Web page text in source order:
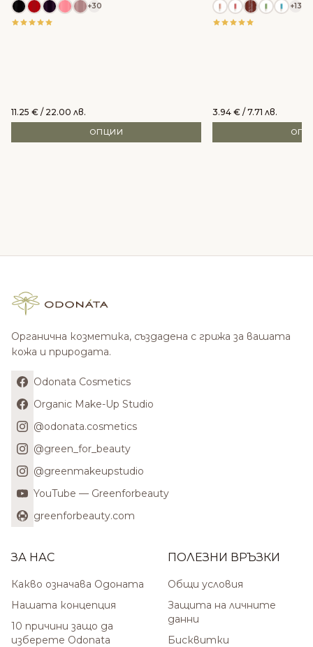
+30
11.25 € / 22.00 лв.
ОПЦИИ
+13
3.94 € / 7.71 лв.
Органична козметика, създадена с грижа за вашата
кожа и природата.
Odonata Cosmetics
Organic Make-Up Studio
@odonata.cosmetics
@green_for_beauty
@greenmakeupstudio
YouTube — Greenforbeauty
greenforbeauty.com
ЗА НАС
Какво означава Одоната
Нашата концепция
10 причини защо да
изберете Odonata
ПОЛЕЗНИ ВРЪЗКИ
Общи условия
Защита на личните
данни
Бисквитки